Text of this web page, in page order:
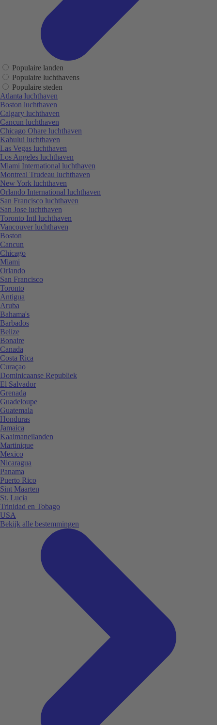
Populaire landen
Populaire luchthavens
Populaire steden
Atlanta luchthaven
Boston luchthaven
Calgary luchthaven
Cancun luchthaven
Chicago Ohare luchthaven
Kahului luchthaven
Las Vegas luchthaven
Los Angeles luchthaven
Miami International luchthaven
Montreal Trudeau luchthaven
New York luchthaven
Orlando International luchthaven
San Francisco luchthaven
San Jose luchthaven
Toronto Intl luchthaven
Vancouver luchthaven
Boston
Cancun
Chicago
Miami
Orlando
San Francisco
Toronto
Antigua
Aruba
Bahama's
Barbados
Belize
Bonaire
Canada
Costa Rica
Curaçao
Dominicaanse Republiek
El Salvador
Grenada
Guadeloupe
Guatemala
Honduras
Jamaica
Kaaimaneilanden
Martinique
Mexico
Nicaragua
Panama
Puerto Rico
Sint Maarten
St. Lucia
Trinidad en Tobago
USA
Bekijk alle bestemmingen